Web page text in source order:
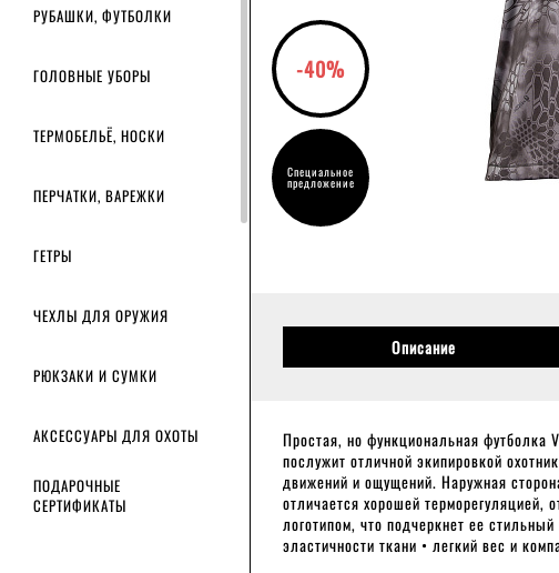
РУБАШКИ, ФУТБОЛКИ
ГОЛОВНЫЕ УБОРЫ
ТЕРМОБЕЛЬЁ, НОСКИ
ПЕРЧАТКИ, ВАРЕЖКИ
ГЕТРЫ
ЧЕХЛЫ ДЛЯ ОРУЖИЯ
РЮКЗАКИ И СУМКИ
АКСЕССУАРЫ ДЛЯ ОХОТЫ
ПОДАРОЧНЫЕ
СЕРТИФИКАТЫ
-40%
Специальное
предложение
Описание
Простая, но функциональная футболка
послужит отличной экипировкой
движений и ощущений. Наружная
отличается хорошей терморегуляцией,
логотипом, что подчеркнет ее
эластичности ткани • легкий вес и